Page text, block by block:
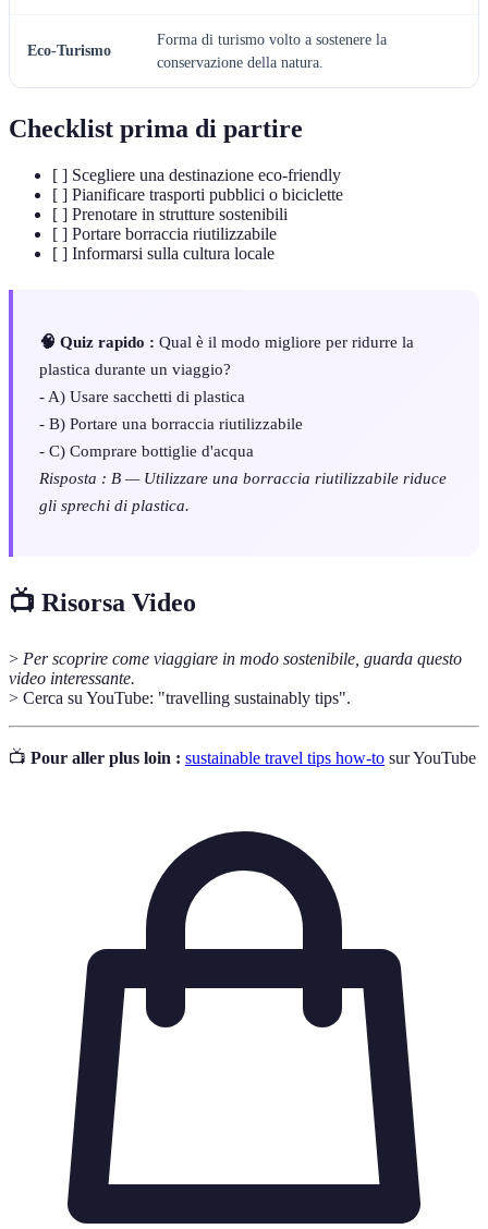
Eco-Turismo
Forma di turismo volto a sostenere la
conservazione della natura.
Checklist prima di partire
[ ] Scegliere una destinazione eco-friendly
[ ] Pianificare trasporti pubblici o biciclette
[ ] Prenotare in strutture sostenibili
[ ] Portare borraccia riutilizzabile
[ ] Informarsi sulla cultura locale
🧠 Quiz rapido : Qual è il modo migliore per ridurre la
plastica durante un viaggio?
- A) Usare sacchetti di plastica
- B) Portare una borraccia riutilizzabile
- C) Comprare bottiglie d'acqua
Risposta : B — Utilizzare una borraccia riutilizzabile riduce
gli sprechi di plastica.
📺 Risorsa Video
> Per scoprire come viaggiare in modo sostenibile, guarda questo
video interessante.
> Cerca su YouTube: "travelling sustainably tips".
📺 Pour aller plus loin : sustainable travel tips how-to sur YouTube